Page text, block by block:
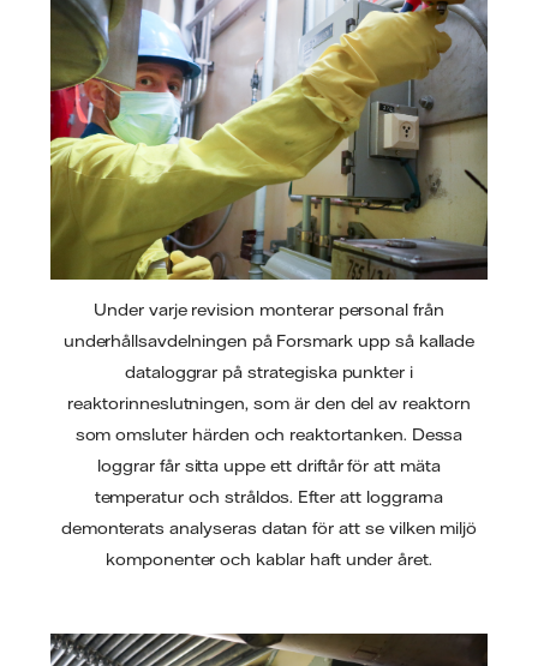
Under varje revision monterar personal från
underhållsavdelningen på Forsmark upp så kallade
dataloggrar på strategiska punkter i
reaktorinneslutningen, som är den del av reaktorn
som omsluter härden och reaktortanken. Dessa
loggrar får sitta uppe ett driftår för att mäta
temperatur och stråldos. Efter att loggrarna
demonterats analyseras datan för att se vilken miljö
komponenter och kablar haft under året.